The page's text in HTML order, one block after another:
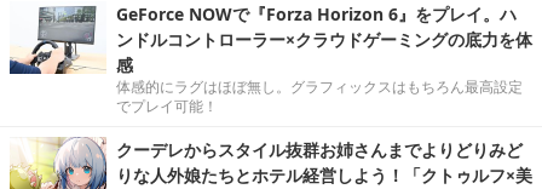
GeForce NOWで『Forza Horizon 6』をプレイ。ハ
ンドルコントローラー×クラウドゲーミングの底力を体
感
体感的にラグはほぼ無し。グラフィックスはもちろん最高設定
でプレイ可能！
クーデレからスタイル抜群お姉さんまでよりどりみど
りな人外娘たちとホテル経営しよう！「クトゥルフ×美